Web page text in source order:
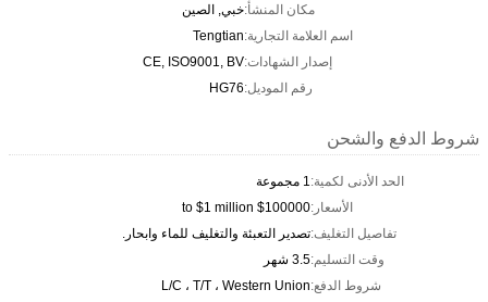
مكان المنشأ:خبي, الصين
اسم العلامة التجارية:Tengtian
إصدار الشهادات:CE, ISO9001, BV
رقم الموديل:HG76
شروط الدفع والشحن
الحد الأدنى لكمية:1 مجموعة
الأسعار:$100000 to $1 million
تفاصيل التغليف:تصدير التعبئة والتغليف للماء وابحار.
وقت التسليم:3.5 شهر
شروط الدفع:L/C ، T/T ، Western Union